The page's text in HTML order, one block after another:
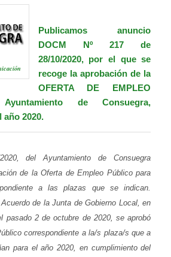
Publicamos anuncio
DOCM Nº 217 de
28/10/2020, por el que se
recoge la aprobación de la
OFERTA DE EMPLEO
de Consuegra,
2020.
del Ayuntamiento de Consuegra
de la Oferta de Empleo Público para
a las plazas que se indican.
de la Junta de Gobierno Local, en
pasado 2 de octubre de 2020, se aprobó
correspondiente a la/s plaza/s que a
para el año 2020, en cumplimiento del